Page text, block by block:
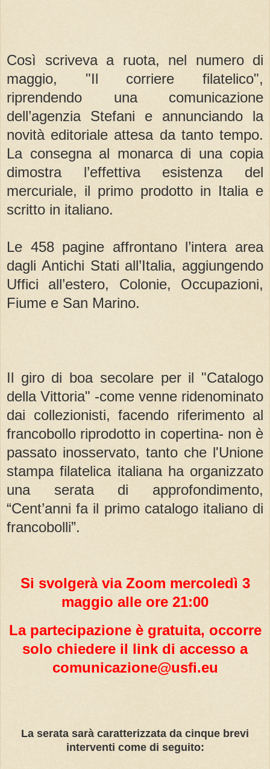
Così scriveva a ruota, nel numero di
maggio, "Il corriere filatelico",
riprendendo una comunicazione
dell’agenzia Stefani e annunciando la
novità editoriale attesa da tanto tempo.
La consegna al monarca di una copia
dimostra l’effettiva esistenza del
mercuriale, il primo prodotto in Italia e
scritto in italiano.
Le 458 pagine affrontano l’intera area
dagli Antichi Stati all’Italia, aggiungendo
Uffici all’estero, Colonie, Occupazioni,
Fiume e San Marino.
Il giro di boa secolare per il "Catalogo
della Vittoria" -come venne ridenominato
dai collezionisti, facendo riferimento al
francobollo riprodotto in copertina- non è
passato inosservato, tanto che l'Unione
stampa filatelica italiana ha organizzato
una serata di approfondimento,
“Cent’anni fa il primo catalogo italiano di
francobolli”.
Si svolgerà via Zoom mercoledì 3
maggio alle ore 21:00
La partecipazione è gratuita, occorre
solo chiedere il link di accesso a
comunicazione@usfi.eu
La serata sarà caratterizzata da cinque brevi
interventi come di seguito: